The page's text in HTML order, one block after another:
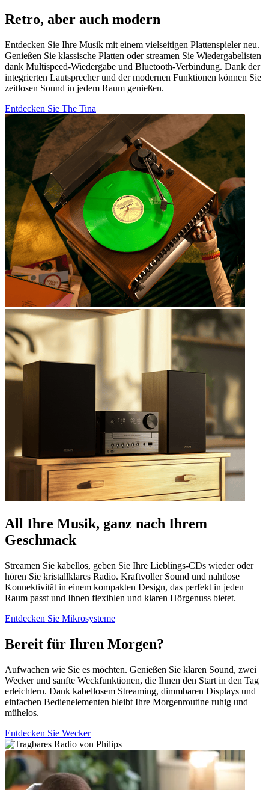
Retro, aber auch modern
Entdecken Sie Ihre Musik mit einem vielseitigen Plattenspieler neu.
Genießen Sie klassische Platten oder streamen Sie Wiedergabelisten
dank Multispeed-Wiedergabe und Bluetooth-Verbindung. Dank der
integrierten Lautsprecher und der modernen Funktionen können Sie
zeitlosen Sound in jedem Raum genießen.
Entdecken Sie The Tina
All Ihre Musik, ganz nach Ihrem
Geschmack
Streamen Sie kabellos, geben Sie Ihre Lieblings-CDs wieder oder
hören Sie kristallklares Radio. Kraftvoller Sound und nahtlose
Konnektivität in einem kompakten Design, das perfekt in jeden
Raum passt und Ihnen flexiblen und klaren Hörgenuss bietet.
Entdecken Sie Mikrosysteme
Bereit für Ihren Morgen?
Aufwachen wie Sie es möchten. Genießen Sie klaren Sound, zwei
Wecker und sanfte Weckfunktionen, die Ihnen den Start in den Tag
erleichtern. Dank kabellosem Streaming, dimmbaren Displays und
einfachen Bedienelementen bleibt Ihre Morgenroutine ruhig und
mühelos.
Entdecken Sie Wecker